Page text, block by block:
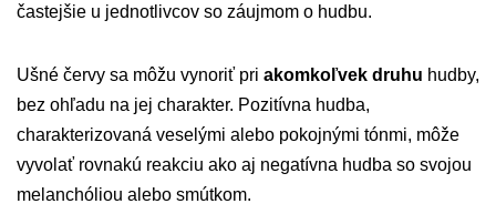
častejšie u jednotlivcov so záujmom o hudbu.
Ušné červy sa môžu vynoriť pri akomkoľvek druhu hudby,
bez ohľadu na jej charakter. Pozitívna hudba,
charakterizovaná veselými alebo pokojnými tónmi, môže
vyvolať rovnakú reakciu ako aj negatívna hudba so svojou
melanchóliou alebo smútkom.